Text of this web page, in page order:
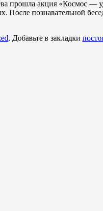
прошла акция «Космос —
познавательной
. Добавьте в закладки